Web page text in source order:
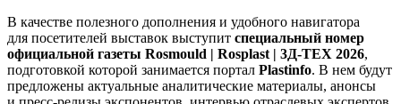
В качестве полезного дополнения и удобного навигатора
для посетителей выставок выступит специальный номер
официальной газеты Rosmould | Rosplast | 3Д-ТЕХ 2026,
подготовкой которой занимается портал Plastinfo. В нем будут
предложены актуальные аналитические материалы, анонсы